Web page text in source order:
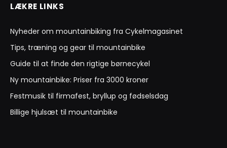
LÆKRE LINKS
Nyheder om mountainbiking fra Cykelmagasinet
Tips, træning og gear til mountainbike
Guide til at finde den rigtige børnecykel
Ny mountainbike: Priser fra 3000 kroner
Festmusik til firmafest, bryllup og fødselsdag
Billige hjulsæt til mountainbike